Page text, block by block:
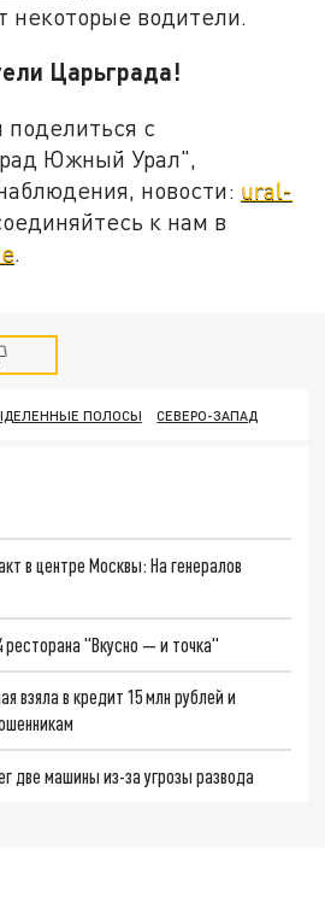
некоторые водители.
Царьграда!
с
Южный Урал",
новости: ural-
к нам в
.
ПОЛОСЫ СЕВЕРО-ЗАПАД
в центре Москвы: На генералов
ресторана "Вкусно — и точка"
взяла в кредит 15 млн рублей и
две машины из-за угрозы развода